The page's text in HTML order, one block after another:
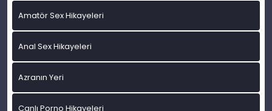
Amatör Sex Hikayeleri
Anal Sex Hikayeleri
Azranın Yeri
Canlı Porno Hikayeleri